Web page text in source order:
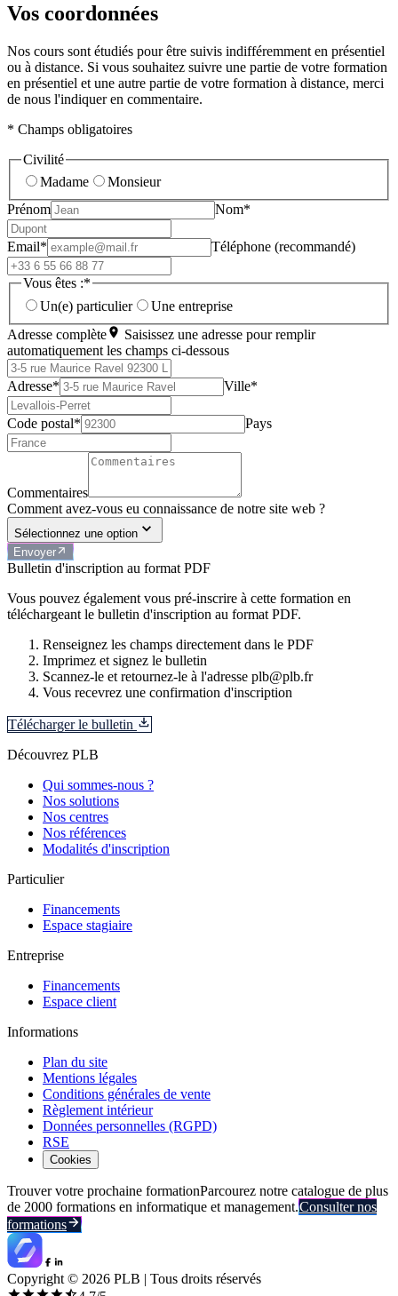
Vos coordonnées
Nos cours sont étudiés pour être suivis indifféremment en présentiel
ou à distance. Si vous souhaitez suivre une partie de votre formation
en présentiel et une autre partie de votre formation à distance, merci
de nous l'indiquer en commentaire.
* Champs obligatoires
Civilité
Madame
Monsieur
Prénom
Nom*
Email* Téléphone (recommandé)
Vous êtes :*
Un(e) particulier
Une entreprise
Adresse complète
Saisissez une adresse pour remplir
automatiquement les champs ci-dessous
Adresse* Ville*
Code postal* Pays
Commentaires
Comment avez-vous eu connaissance de notre site web ?
Sélectionnez une option
Envoyer
Bulletin d'inscription au format PDF
Vous pouvez également vous pré-inscrire à cette formation en
téléchargeant le bulletin d'inscription au format PDF.
Renseignez les champs directement dans le PDF
Imprimez et signez le bulletin
Scannez-le et retournez-le à l'adresse plb@plb.fr
Vous recevrez une confirmation d'inscription
Télécharger le bulletin
Découvrez PLB
Qui sommes-nous ?
Nos solutions
Nos centres
Nos références
Modalités d'inscription
Particulier
Financements
Espace stagiaire
Entreprise
Financements
Espace client
Informations
Plan du site
Mentions légales
Conditions générales de vente
Règlement intérieur
Données personnelles (RGPD)
RSE
Cookies
Trouver votre prochaine formationParcourez notre catalogue de plus
de 2000 formations en informatique et management.Consulter nos
formations
Copyright © 2026 PLB | Tous droits réservés